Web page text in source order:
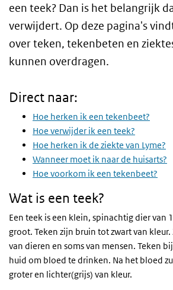
een teek? Dan is het belangrijk
verwijdert. Op deze pagina's
over teken, tekenbeten en
kunnen overdragen.
Direct naar:
Hoe herken ik een tekenbeet?
Hoe verwijder ik een teek?
Hoe herken ik de ziekte van Lyme?
Wanneer moet ik naar de huisarts?
Hoe voorkom ik een tekenbeet?
Wat is een teek?
Een teek is een klein, spinachtig dier van
groot. Teken zijn bruin tot zwart van
van dieren en soms van mensen. Teken
huid om bloed te drinken. Na het bloed
groter en lichter(grijs) van kleur.